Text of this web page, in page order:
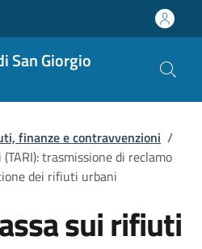
San Giorgio
finanze e contravvenzioni /
trasmissione di reclamo
dei rifiuti urbani
sui rifiuti